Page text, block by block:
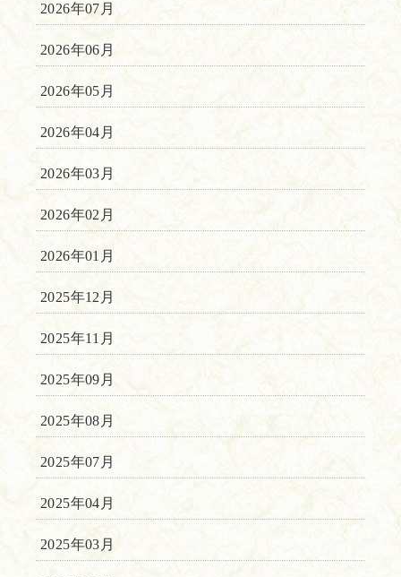
2026年07月
2026年06月
2026年05月
2026年04月
2026年03月
2026年02月
2026年01月
2025年12月
2025年11月
2025年09月
2025年08月
2025年07月
2025年04月
2025年03月